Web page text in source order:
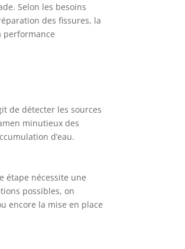
Selon les besoins
des fissures, la
performance
de détecter les sources
minutieux des
d’eau.
étape nécessite une
possibles, on
encore la mise en place